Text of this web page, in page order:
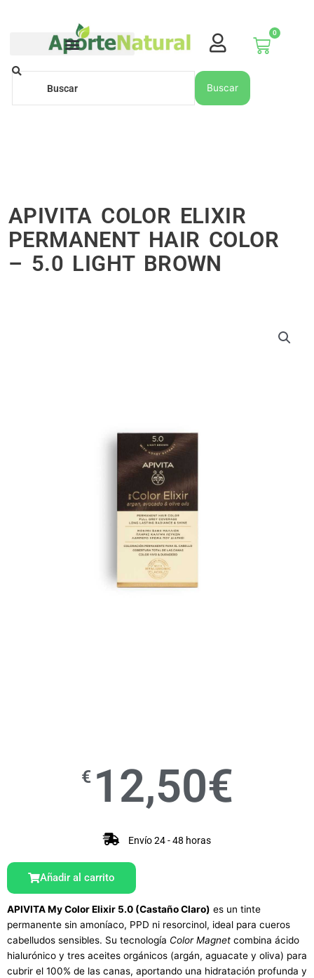
0
Carrito
Buscar
Buscar
APIVITA COLOR ELIXIR
PERMANENT HAIR COLOR
– 5.0 LIGHT BROWN
€ 12,50€
Envío 24 - 48 horas
Añadir al carrito
APIVITA My Color Elixir 5.0 (Castaño Claro) es un tinte
permanente sin amoníaco, PPD ni resorcinol, ideal para cueros
cabelludos sensibles. Su tecnología Color Magnet combina ácido
hialurónico y tres aceites orgánicos (argán, aguacate y oliva) para
cubrir el 100% de las canas, aportando una hidratación profunda y